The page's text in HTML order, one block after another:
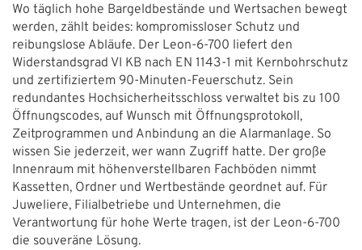
Wo täglich hohe Bargeldbestände und Wertsachen bewegt
werden, zählt beides: kompromissloser Schutz und
reibungslose Abläufe. Der Leon-6-700 liefert den
Widerstandsgrad VI KB nach EN 1143-1 mit Kernbohrschutz
und zertifiziertem 90-Minuten-Feuerschutz. Sein
redundantes Hochsicherheitsschloss verwaltet bis zu 100
Öffnungscodes, auf Wunsch mit Öffnungsprotokoll,
Zeitprogrammen und Anbindung an die Alarmanlage. So
wissen Sie jederzeit, wer wann Zugriff hatte. Der große
Innenraum mit höhenverstellbaren Fachböden nimmt
Kassetten, Ordner und Wertbestände geordnet auf. Für
Juweliere, Filialbetriebe und Unternehmen, die
Verantwortung für hohe Werte tragen, ist der Leon-6-700
die souveräne Lösung.